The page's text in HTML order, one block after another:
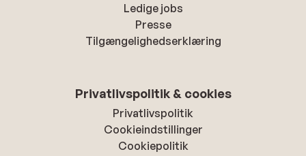
Ledige jobs
Presse
Tilgængelighedserklæring
Privatlivspolitik & cookies
Privatlivspolitik
Cookieindstillinger
Cookiepolitik